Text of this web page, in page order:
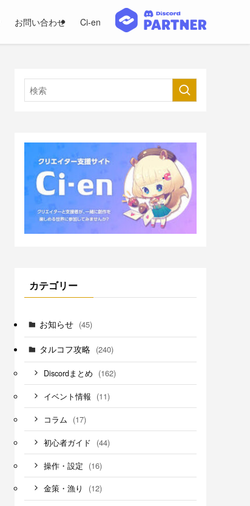
お問い合わせ Ci-en
カテゴリー
お知らせ (45)
タルコフ攻略 (240)
Discordまとめ (162)
イベント情報 (11)
コラム (17)
初心者ガイド (44)
操作・設定 (16)
金策・漁り (12)